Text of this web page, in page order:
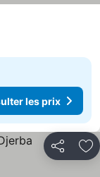
les prix
Partager